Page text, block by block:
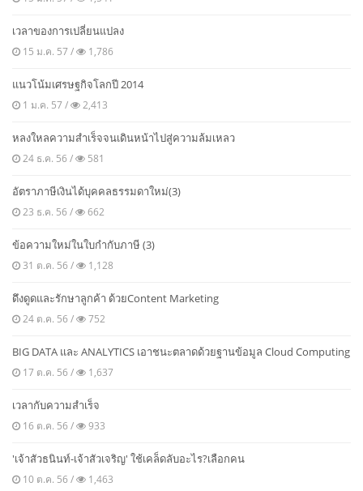
เวลาของการเปลี่ยนแปลง
15 ม.ค. 57 / 1,786
แนวโน้มเศรษฐกิจโลกปี 2014
1 ม.ค. 57 / 2,413
หลงใหลความสำเร็จจนเดินหน้าไปสู่ความล้มเหลว
24 ธ.ค. 56 / 581
อัตราภาษีเงินได้บุคคลธรรมดาใหม่(3)
23 ธ.ค. 56 / 662
ข้อความใหม่ในใบกำกับภาษี (3)
31 ต.ค. 56 / 1,128
ดึงดูดและรักษาลูกค้า ด้วยContent Marketing
24 ต.ค. 56 / 752
BIG DATA และ ANALYTICS เอาชนะตลาดด้วยฐานข้อมูล Cloud Computing
17 ต.ค. 56 / 1,637
เวลากับความสำเร็จ
16 ต.ค. 56 / 933
'เจ้าสัวธนินท์-เจ้าสัวเจริญ' ใช้เคล็ดลับอะไร?เลือกคน
10 ต.ค. 56 / 1,463